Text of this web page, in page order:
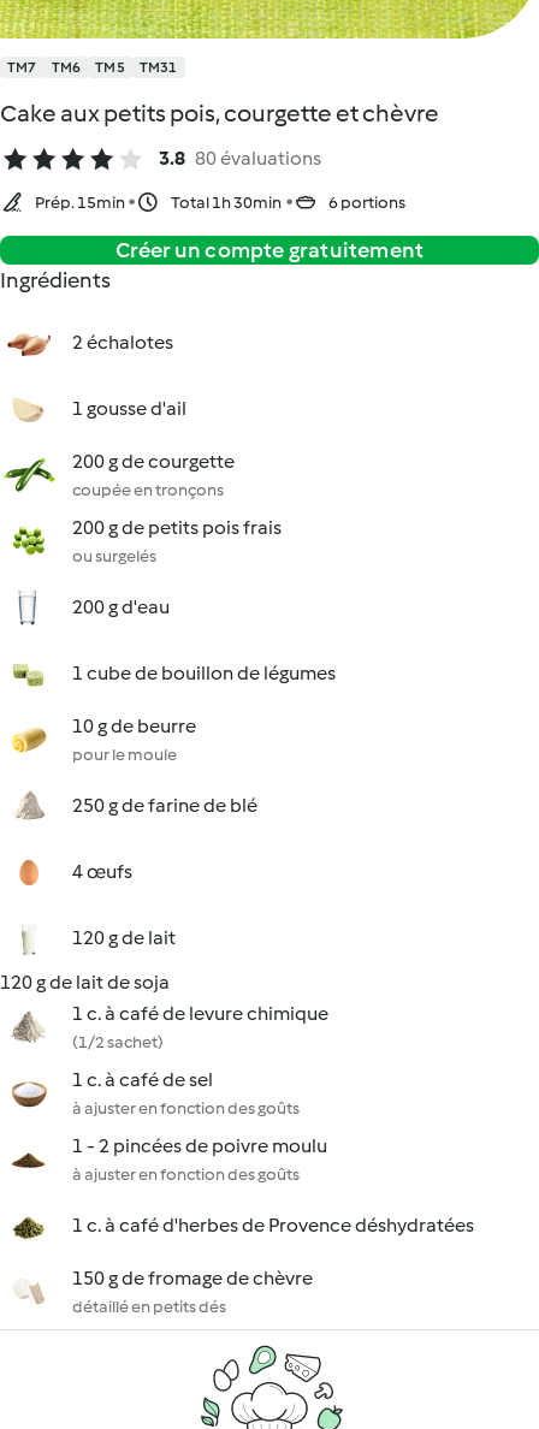
TM7 TM6 TM5 TM31
Cake aux petits pois, courgette et chèvre
3.8 80 évaluations
Prép. 15min Total 1h 30min 6 portions
Créer un compte gratuitement
Ingrédients
2 échalotes
1 gousse d'ail
200 g de courgette
coupée en tronçons
200 g de petits pois frais
ou surgelés
200 g d'eau
1 cube de bouillon de légumes
10 g de beurre
pour le moule
250 g de farine de blé
4 œufs
120 g de lait
120 g de lait de soja
1 c. à café de levure chimique
(1/2 sachet)
1 c. à café de sel
à ajuster en fonction des goûts
1 - 2 pincées de poivre moulu
à ajuster en fonction des goûts
1 c. à café d'herbes de Provence déshydratées
150 g de fromage de chèvre
détaillé en petits dés